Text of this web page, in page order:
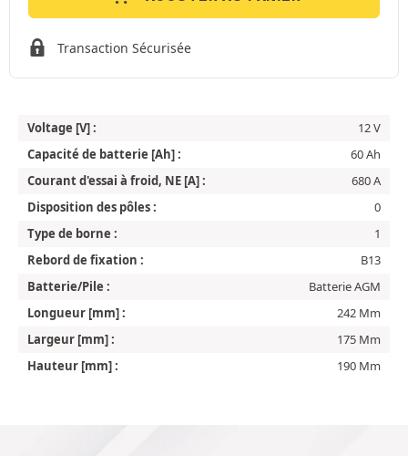
Transaction Sécurisée
Voltage [V] :
12 V
Capacité de batterie [Ah] :
60 Ah
Courant d'essai à froid, NE [A] :
680 A
Disposition des pôles :
0
Type de borne :
1
Rebord de fixation :
B13
Batterie/Pile :
Batterie AGM
Longueur [mm] :
242 Mm
Largeur [mm] :
175 Mm
Hauteur [mm] :
190 Mm